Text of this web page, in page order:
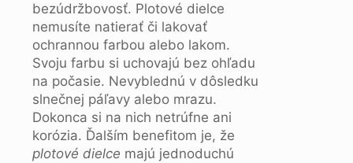
bezúdržbovosť. Plotové dielce
nemusíte natierať či lakovať
ochrannou farbou alebo lakom.
Svoju farbu si uchovajú bez ohľadu
na počasie. Nevyblednú v dôsledku
slnečnej páľavy alebo mrazu.
Dokonca si na nich netrúfne ani
korózia. Ďalším benefitom je, že
plotové dielce majú jednoduchú